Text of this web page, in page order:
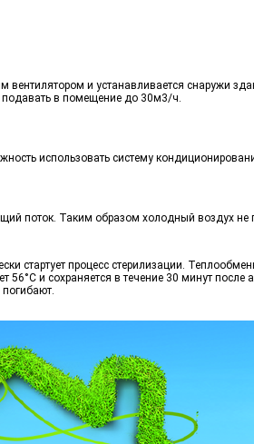
и устанавливается снаружи
подавать в помещение до 30м3/ч.
использовать систему
поток. Таким образом холодный воздух
стартует процесс стерилизации.
56°С и сохраняется в течение 30 минут